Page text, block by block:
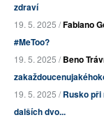
zdraví
19. 5. 2025 /Fabiano
#MeToo?
19. 5. 2025 /Beno
19. 5. 2025 /Rusko
dalších dvo...